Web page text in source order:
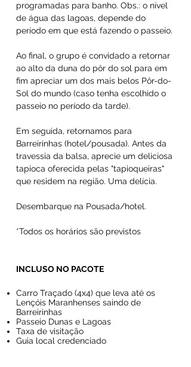
programadas para banho. Obs.: o nível
de água das lagoas, depende do
período em que está fazendo o passeio.
​Ao final, o grupo é convidado a retornar
ao alto da duna do pôr do sol para em
fim apreciar um dos mais belos Pôr-do-
Sol do mundo (caso tenha escolhido o
passeio no período da tarde).
​Em seguida, retornamos para
Barreirinhas (hotel/pousada). Antes da
travessia da balsa, aprecie um deliciosa
tapioca oferecida pelas "tapioqueiras"
que residem na região. Uma delícia.
​Desembarque na Pousada/hotel.
*Todos os horários são previstos
INCLUSO NO PACOTE
Carro Traçado (4x4) que leva até os
Lençóis Maranhenses saindo de
Barreirinhas
Passeio Dunas e Lagoas
Taxa de visitação
Guia local credenciado